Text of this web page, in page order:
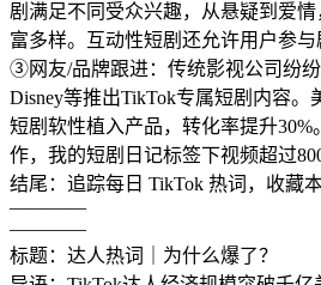
剧满足不同受众兴趣，从悬疑到爱
富多样。互动性短剧还允许用户参与
③网友/品牌跟进：传统影视公司纷纷
Disney等推出TikTok专属短剧内容。
短剧软性植入产品，转化率提升30%
作，我的短剧日记标签下视频超过
结尾：追踪每日 TikTok 热词，收藏
————
————
标题：达人热词｜为什么爆了？